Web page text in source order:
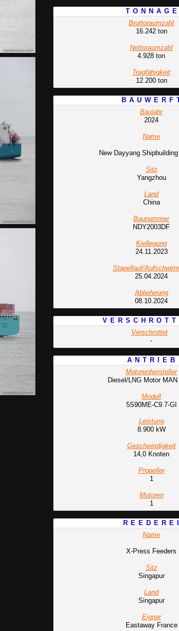
T O N N A G E
Bruttoraumzahl
16.242 ton
Nettoraumzahl
4.928 ton
Tragfähigkeit
12.200 ton
B A U W E R F
Baujahr
2024
Name
New Dayyang
Sitz
Yangzhou
Land
China
Baunummer
NDY2003DF
Kiellegung
24.11.2023
Stapellauf/
25.04.2024
Ablieferung
08.10.2024
V E R S C H R O T T
Verschrottet
-
A N T R I E B
Motorenhersteller
Diesel/LNG Motor
Modell
5S90ME-C9.7-GI
Leistung
8.900 kW
Geschwindigkeit
14,0 Knoten
Propeller
1
Motoren
1
R E E D E R E I
Name
X-Press Feeders
Sitz
Singapur
Land
Singapur
Eigner
Eastaway France